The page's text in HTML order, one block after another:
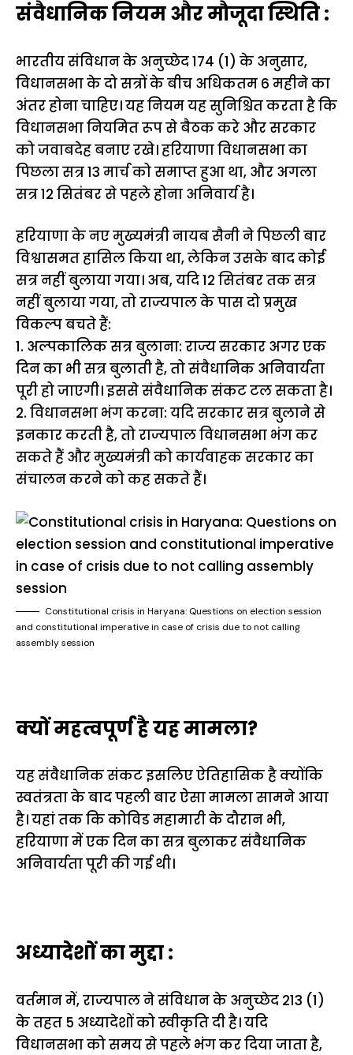
संवैधानिक नियम और मौजूदा स्थिति :
भारतीय संविधान के अनुच्छेद 174 (1) के अनुसार,
विधानसभा के दो सत्रों के बीच अधिकतम 6 महीने का
अंतर होना चाहिए। यह नियम यह सुनिश्चित करता है कि
विधानसभा नियमित रूप से बैठक करे और सरकार
को जवाबदेह बनाए रखे। हरियाणा विधानसभा का
पिछला सत्र 13 मार्च को समाप्त हुआ था, और अगला
सत्र 12 सितंबर से पहले होना अनिवार्य है।
हरियाणा के नए मुख्यमंत्री नायब सैनी ने पिछली बार
विश्वासमत हासिल किया था, लेकिन उसके बाद कोई
सत्र नहीं बुलाया गया। अब, यदि 12 सितंबर तक सत्र
नहीं बुलाया गया, तो राज्यपाल के पास दो प्रमुख
विकल्प बचते हैं:
1. अल्पकालिक सत्र बुलाना: राज्य सरकार अगर एक
दिन का भी सत्र बुलाती है, तो संवैधानिक अनिवार्यता
पूरी हो जाएगी। इससे संवैधानिक संकट टल सकता है।
2. विधानसभा भंग करना: यदि सरकार सत्र बुलाने से
इनकार करती है, तो राज्यपाल विधानसभा भंग कर
सकते हैं और मुख्यमंत्री को कार्यवाहक सरकार का
संचालन करने को कह सकते हैं।
Constitutional crisis in Haryana: Questions on election session
and constitutional imperative in case of crisis due to not calling
assembly session
क्यों महत्वपूर्ण है यह मामला?
यह संवैधानिक संकट इसलिए ऐतिहासिक है क्योंकि
स्वतंत्रता के बाद पहली बार ऐसा मामला सामने आया
है। यहां तक कि कोविड महामारी के दौरान भी,
हरियाणा में एक दिन का सत्र बुलाकर संवैधानिक
अनिवार्यता पूरी की गई थी।
अध्यादेशों का मुद्दा :
वर्तमान में, राज्यपाल ने संविधान के अनुच्छेद 213 (1)
के तहत 5 अध्यादेशों को स्वीकृति दी है। यदि
विधानसभा को समय से पहले भंग कर दिया जाता है,